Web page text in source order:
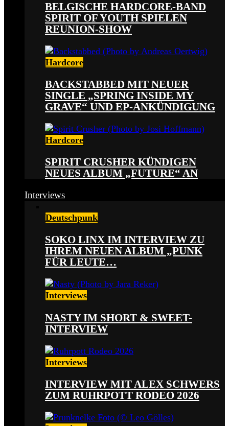
BELGISCHE HARDCORE-BAND
SPIRIT OF YOUTH SPIELEN
REUNION-SHOW
Hardcore
BACKSTABBED MIT NEUER
SINGLE „SPRING INSIDE MY
GRAVE“ UND EP-ANKÜNDIGUNG
Hardcore
SPIRIT CRUSHER KÜNDIGEN
NEUES ALBUM „FUTURE“ AN
Interviews
Deutschpunk
SOKO LINX IM INTERVIEW ZU
IHREM NEUEN ALBUM „PUNK
FÜR LEUTE…
Interviews
NASTY IM SHORT & SWEET-
INTERVIEW
Interviews
INTERVIEW MIT ALEX SCHWERS
ZUM RUHRPOTT RODEO 2026